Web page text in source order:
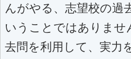
んがやる、志望校の過
いうことではありませ
去問を利用して、実力